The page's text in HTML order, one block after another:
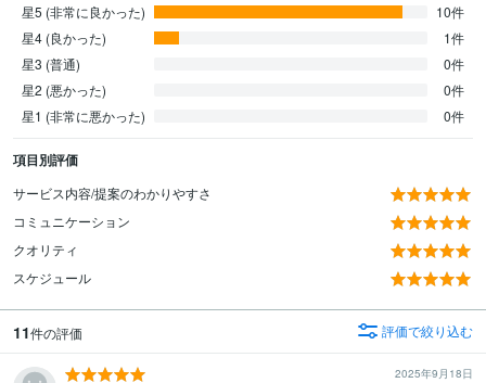
星5 (非常に良かった)
10件
星4 (良かった)
1件
星3 (普通)
0件
星2 (悪かった)
0件
星1 (非常に悪かった)
0件
項目別評価
サービス内容/提案のわかりやすさ
コミュニケーション
クオリティ
スケジュール
11件の評価 評価で絞り込む
2025年9月18日